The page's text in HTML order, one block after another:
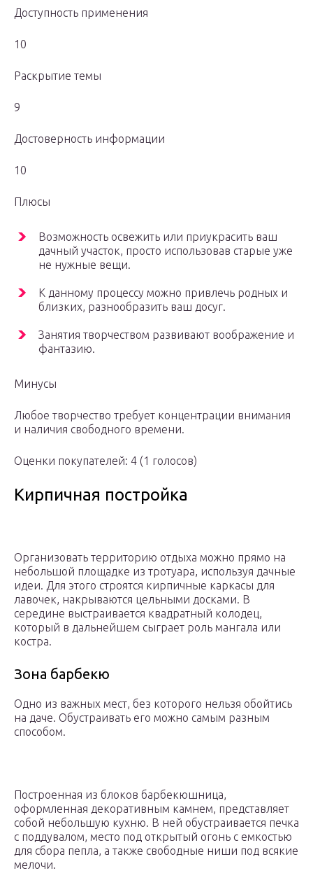
Доступность применения
10
Раскрытие темы
9
Достоверность информации
10
Плюсы
Возможность освежить или приукрасить ваш
дачный участок, просто использовав старые уже
не нужные вещи.
К данному процессу можно привлечь родных и
близких, разнообразить ваш досуг.
Занятия творчеством развивают воображение и
фантазию.
Минусы
Любое творчество требует концентрации внимания
и наличия свободного времени.
Оценки покупателей: 4 (1 голосов)
Кирпичная постройка
Организовать территорию отдыха можно прямо на
небольшой площадке из тротуара, используя дачные
идеи. Для этого строятся кирпичные каркасы для
лавочек, накрываются цельными досками. В
середине выстраивается квадратный колодец,
который в дальнейшем сыграет роль мангала или
костра.
Зона барбекю
Одно из важных мест, без которого нельзя обойтись
на даче. Обустраивать его можно самым разным
способом.
Построенная из блоков барбекюшница,
оформленная декоративным камнем, представляет
собой небольшую кухню. В ней обустраивается печка
с поддувалом, место под открытый огонь с емкостью
для сбора пепла, а также свободные ниши под всякие
мелочи.